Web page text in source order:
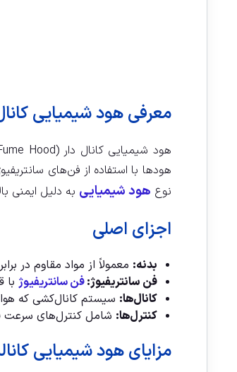
معرفی هود شیمیایی
هودها با استفاده از فن‌های
نوع هود شیمیایی به دلیل ایمنی
اجزای اصلی
بدنه: معمولاً از مواد مقاوم در
فن سانتریفیوژ:فن سانتریفیوژ با
کانال‌ها: سیستم کانال‌کشی که
کنترل‌ها: شامل کنترل‌های سرعت
مزایای هود شیمیایی